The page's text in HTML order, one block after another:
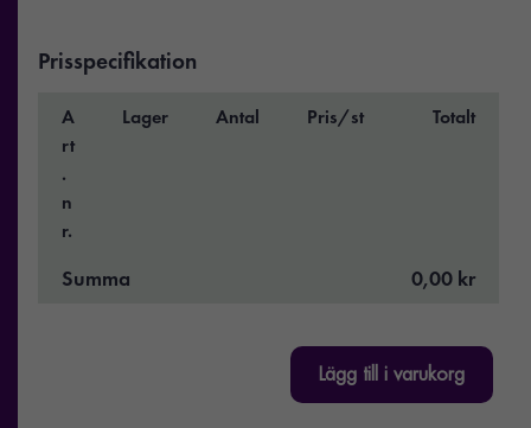
Prisspecifikation
A
rt
.
n
r.
Lager Antal Pris/st Totalt
Summa 0,00 kr
Lägg till i varukorg